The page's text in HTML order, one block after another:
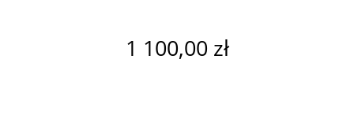
1 100,00 zł